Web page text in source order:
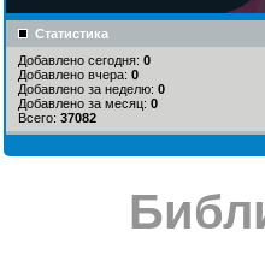
Статистика
Добавлено сегодня: 0
Добавлено вчера: 0
Добавлено за неделю: 0
Добавлено за месяц: 0
Всего: 37082